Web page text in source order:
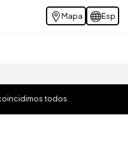
Mapa Esp
todos.